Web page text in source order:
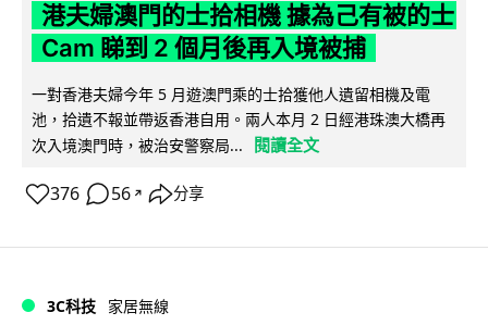
港夫婦澳門的士拾相機 據為己有被的士
Cam 睇到 2 個月後再入境被捕
一對香港夫婦今年 5 月遊澳門乘的士拾獲他人遺留相機及電
池，拾遺不報並帶返香港自用。兩人本月 2 日經港珠澳大橋再
次入境澳門時，被治安警察局...
閱讀全文
376 56 ↗ 分享
3C科技 家居無線